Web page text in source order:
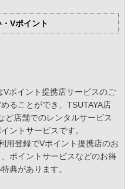
Vポイント
ポイント提携店サービスのご
ることができ、TSUTAYA店
ど店舗でのレンタルサービス
ントサービスです。
用登録でVポイント提携店のお
ポイントサービスなどのお得
典があります。